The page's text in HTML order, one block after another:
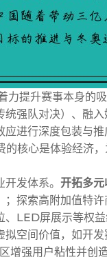
力提升赛事本身的
强队对决）、融
进行深度包装与
核心是体验经济
发体系。 开拓多元
探索高附加值特
、LED屏展示等权
空间价值，如开
增强用户粘性并创